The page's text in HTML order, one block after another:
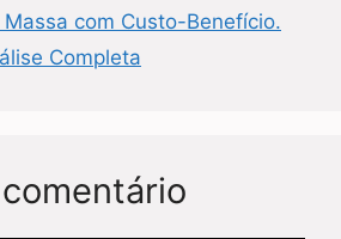
com Custo-Benefício.
Completa